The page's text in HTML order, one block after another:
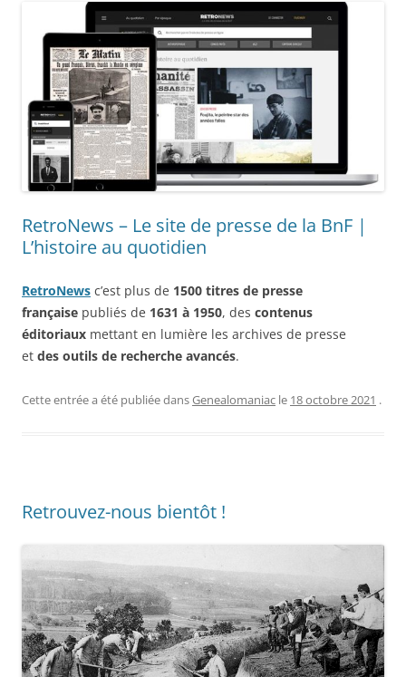
RetroNews – Le site de presse de la BnF |
L’histoire au quotidien
RetroNews c’est plus de 1500 titres de presse
française publiés de 1631 à 1950, des contenus
éditoriaux mettant en lumière les archives de presse
et des outils de recherche avancés.
Cette entrée a été publiée dansGenealomaniac le 18 octobre 2021 .
Retrouvez-nous bientôt !